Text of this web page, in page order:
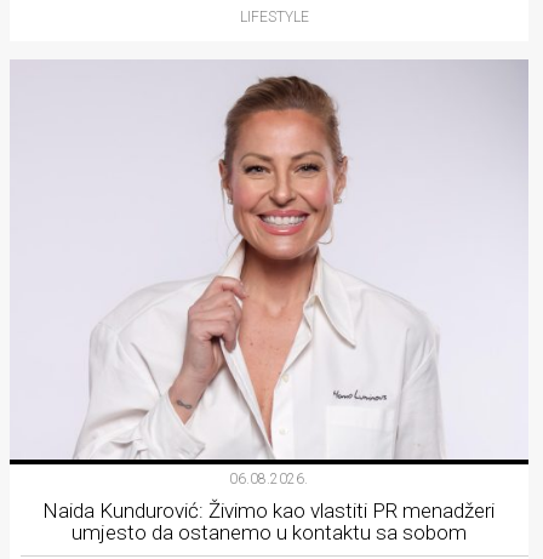
LIFESTYLE
06.08.2026.
Naida Kundurović: Živimo kao vlastiti PR menadžeri
umjesto da ostanemo u kontaktu sa sobom